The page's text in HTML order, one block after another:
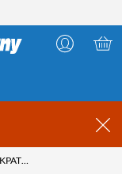
EPSON T0805 BLEKKPATRON - LYS CYAN